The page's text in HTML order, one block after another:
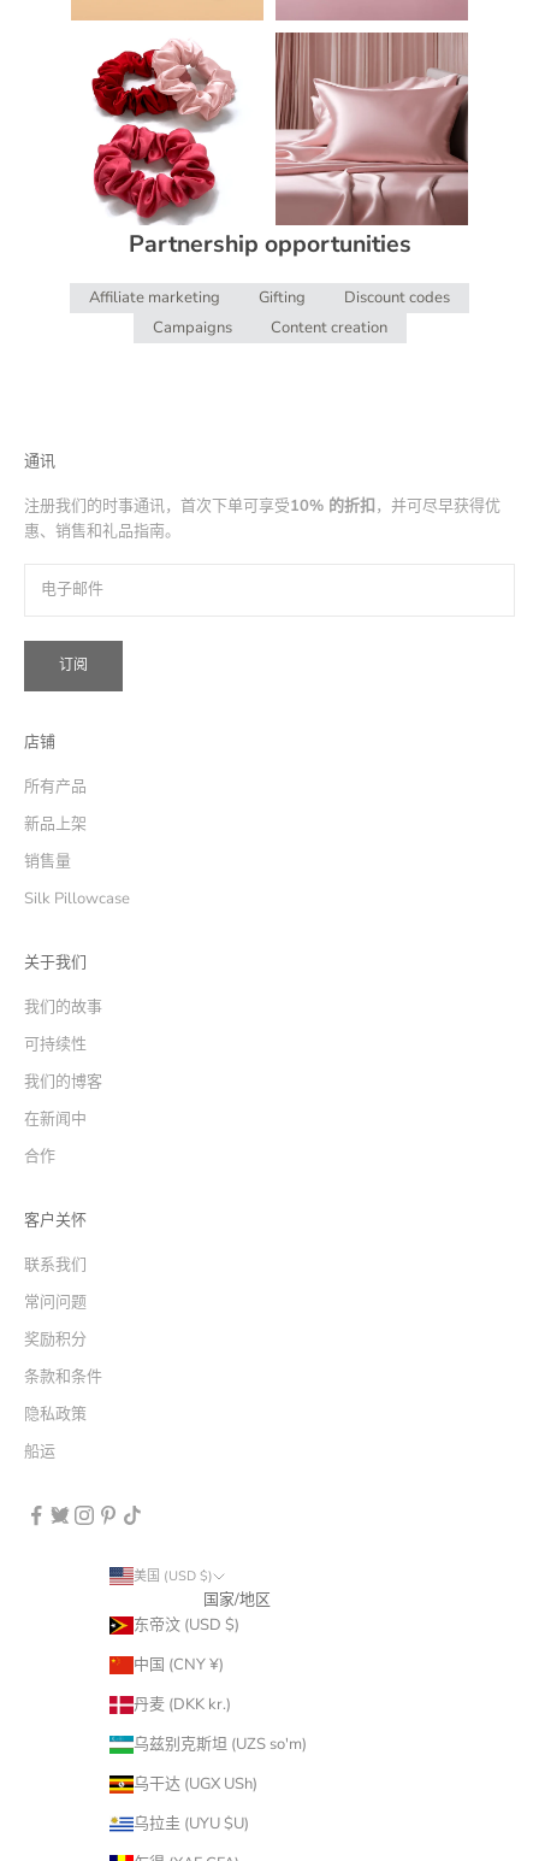
Partnership opportunities
Affiliate marketing Gifting
Discount codes
Campaigns
Content creation
通讯
注册我们的时事通讯，首次下单可享受10% 的折扣，并可尽早获得优
惠、销售和礼品指南。
订阅
店铺
所有产品
新品上架
销售量
Silk Pillowcase
关于我们
我们的故事
可持续性
我们的博客
在新闻中
合作
客户关怀
联系我们
常问问题
奖励积分
条款和条件
隐私政策
船运
美国 (USD $)
国家/地区
东帝汶 (USD $)
中国 (CNY ¥)
丹麦 (DKK kr.)
乌兹别克斯坦 (UZS so'm)
乌干达 (UGX USh)
乌拉圭 (UYU $U)